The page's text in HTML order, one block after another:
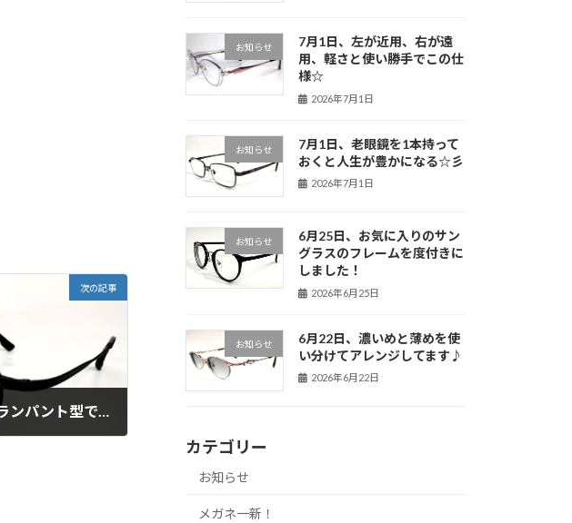
次の記事
7月11日、これが人気のクランパント型です！
お知らせ
7月1日、左が近用、右が遠
用、軽さと使い勝手でこの仕
様☆
2026年7月1日
お知らせ
7月1日、老眼鏡を1本持って
おくと人生が豊かになる☆彡
2026年7月1日
お知らせ
6月25日、お気に入りのサン
グラスのフレームを度付きに
しました！
2026年6月25日
お知らせ
6月22日、濃いめと薄めを使
い分けてアレンジしてます♪
2026年6月22日
カテゴリー
お知らせ
メガネ一新！